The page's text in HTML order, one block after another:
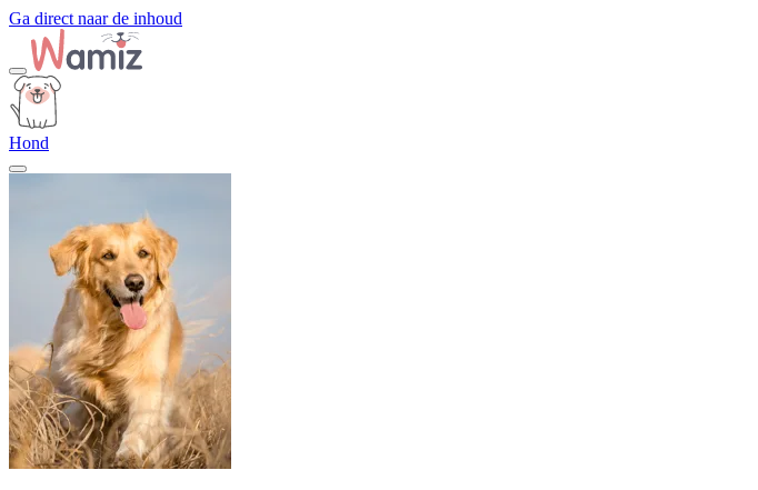
Ga direct naar de inhoud
Hond